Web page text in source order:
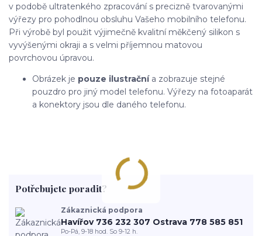
v podobě ultratenkého zpracování s precizně tvarovanými
výřezy pro pohodlnou obsluhu Vašeho mobilního telefonu.
Při výrobě byl použit výjimečně kvalitní měkčený silikon s
vyvýšenými okraji a s velmi příjemnou matovou
povrchovou úpravou.
Obrázek je pouze ilustrační a zobrazuje stejné
pouzdro pro jiný model telefonu. Výřezy na fotoaparát
a konektory jsou dle daného telefonu.
Potřebujete poradit?
Zákaznická podpora
Havířov 736 232 307 Ostrava 778 585 851
Po-Pá, 9-18 hod. So 9-12 h.